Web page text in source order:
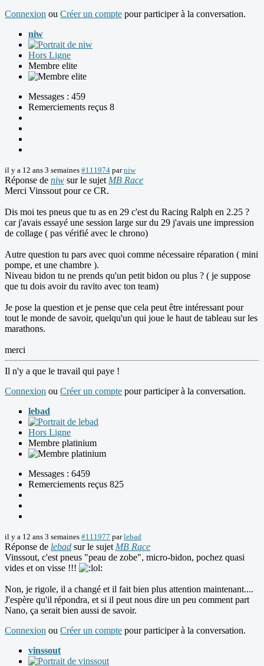
Connexion ou Créer un compte pour participer à la conversation.
niw
Hors Ligne
Membre elite
Messages : 459
Remerciements reçus 8
il y a 12 ans 3 semaines #111974 parniw
Réponse de niw sur le sujet MB Race
Merci Vinssout pour ce CR.
Dis moi tes pneus que tu as en 29 c'est du Racing Ralph en 2.25 ?
car j'avais essayé une session large sur du 29 j'avais une impression
de collage ( pas vérifié avec le chrono)
Autre question tu pars avec quoi comme nécessaire réparation ( mini
pompe, et une chambre ).
Niveau bidon tu ne prends qu'un petit bidon ou plus ? ( je suppose
que tu dois avoir du ravito avec ton team)
Je pose la question et je pense que cela peut être intéressant pour
tout le monde de savoir, quelqu'un qui joue le haut de tableau sur les
marathons.
merci
Il n'y a que le travail qui paye !
Connexion ou Créer un compte pour participer à la conversation.
lebad
Hors Ligne
Membre platinium
Messages : 6459
Remerciements reçus 825
il y a 12 ans 3 semaines #111977 parlebad
Réponse de lebad sur le sujet MB Race
Vinssout, c'est pneus "peau de zobe", micro-bidon, pochez quasi
vides et on visse !!!
Non, je rigole, il a changé et il fait bien plus attention maintenant....
J'espère qu'il répondra, et si il peut nous dire un peu comment part
Nano, ça serait bien aussi de savoir.
Connexion ou Créer un compte pour participer à la conversation.
vinssout